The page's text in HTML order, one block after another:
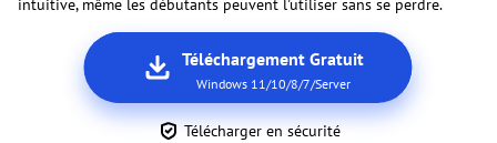
intuitive, même les débutants peuvent l'utiliser sans se perdre.
Téléchargement Gratuit
Windows 11/10/8/7/Server
Télécharger en sécurité